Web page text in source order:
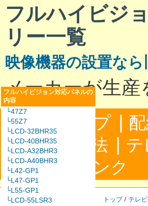
フルハイビジ
リー一覧
映像機器の設置な
メーカーが生
サイトマップ |
配線接続方法 | テ
合わせ
リンク
トップ/ テレ
フルハイビジョン対応パネルの
内容
└47Z7
└55Z7
└LCD-32BHR35
└LCD-40BHR35
└LCD-A32BHR3
└LCD-A40BHR3
└L42-GP1
└L47-GP1
└L55-GP1
└LCD-55LSR3